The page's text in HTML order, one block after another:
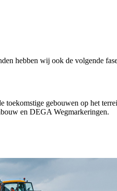
hebben wij ook de volgende
gebouwen op het
en DEGA Wegmarkeringen.